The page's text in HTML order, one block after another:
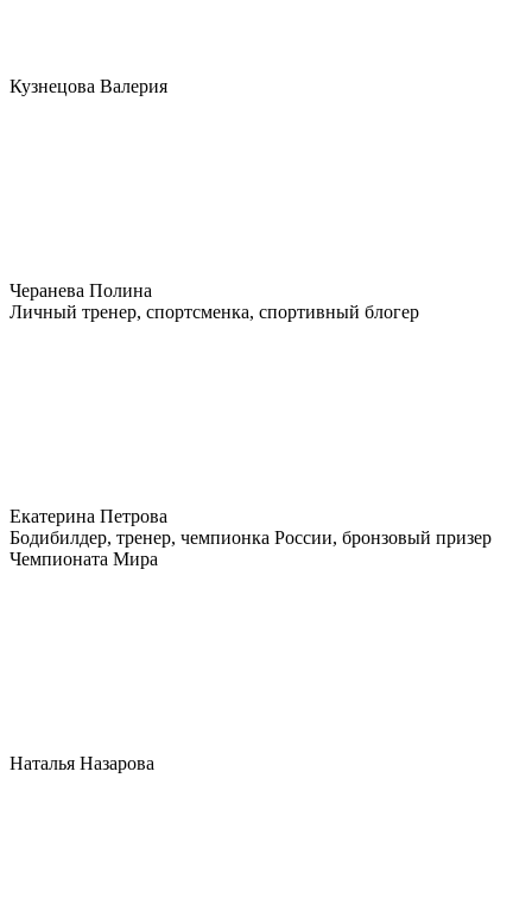
Кузнецова Валерия
Черанева Полина
Личный тренер, спортсменка, спортивный блогер
Екатерина Петрова
Бодибилдер, тренер, чемпионка России, бронзовый призер
Чемпионата Мира
Наталья Назарова